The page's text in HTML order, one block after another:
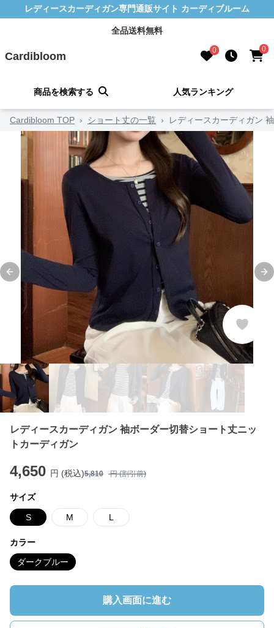
レディースカーディガン専門通販サイト カーディブルーム
全品送料無料
Cardibloom 0 0
商品を検索する 人気ランキング
Cardibloom TOP › ショート丈の一覧 › レディースカーディガン
Previous slide
レディースカーディガン 袖ボーダー切替ショート丈ニッ
トカーディガン
4,650 円 (税込)5,810 円 (割引前)
サイズ
S M L
カラー
ダークブルー
購入画面に進む